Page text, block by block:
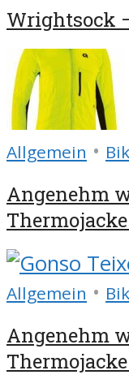
Wrightsock
Allgemein •
Angenehm
Allgemein •
Angenehm